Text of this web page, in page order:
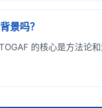
景吗？
的核心是方法论